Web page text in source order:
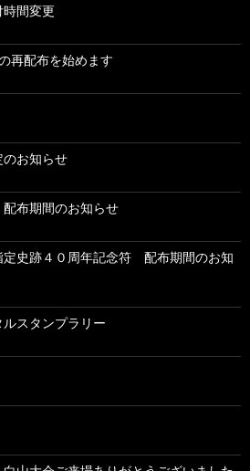
間変更
配布を始めます
お知らせ
布期間のお知らせ
史跡４０周年記念符 配布期間のお知
スタンプラリー